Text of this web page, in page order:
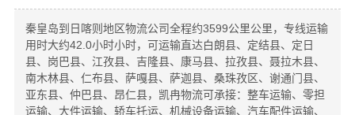
秦皇岛到日喀则地区物流公司全程约3599公里公里，专线运输
用时大约42.0小时小时，可运输直达白朗县、定结县、定日
县、岗巴县、江孜县、吉隆县、康马县、拉孜县、聂拉木县、
南木林县、仁布县、萨嘎县、萨迦县、桑珠孜区、谢通门县、
亚东县、仲巴县、昂仁县，凯冉物流可承接：整车运输、零担
运输、大件运输、轿车托运、机械设备运输、汽车配件运输、